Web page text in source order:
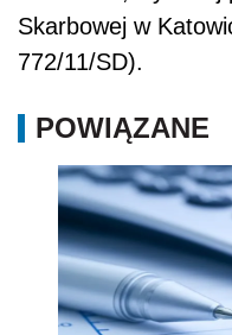
Skarbowej w
772/11/SD).
POWIĄZANE